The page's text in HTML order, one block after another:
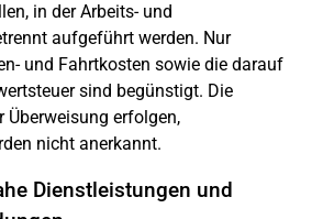
in der Arbeits- und
aufgeführt werden. Nur
und Fahrtkosten sowie die darauf
sind begünstigt. Die
Überweisung erfolgen,
nicht anerkannt.
Dienstleistungen und